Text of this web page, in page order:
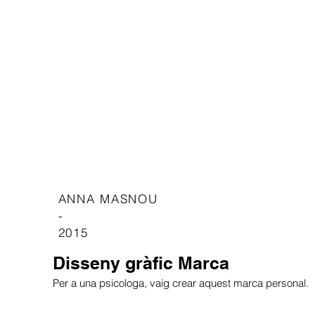
ANNA MASNOU
-
2015
Disseny gràfic Marca
Per a una psicologa, vaig crear aquest marca personal.